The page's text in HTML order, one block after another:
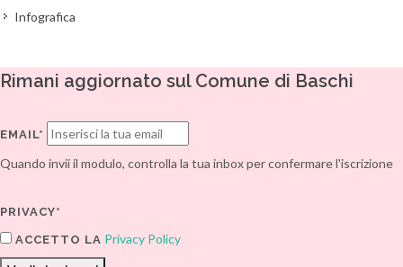
Infografica
Rimani aggiornato sul Comune di Baschi
EMAIL*
Quando invii il modulo, controlla la tua inbox per confermare l'iscrizione
PRIVACY*
ACCETTO LA Privacy Policy